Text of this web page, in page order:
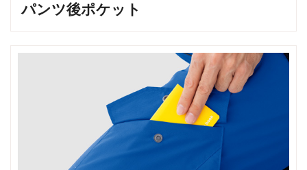
パンツ後ポケット